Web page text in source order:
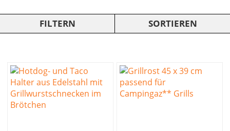
FILTERN SORTIEREN